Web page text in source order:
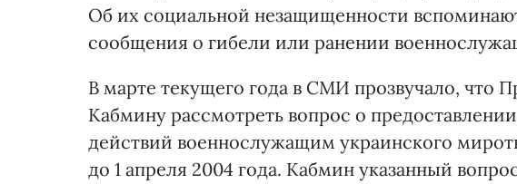
Об их социальной незащищенности
сообщения о гибели или ранении
В марте текущего года в СМИ прозвучало, что
Кабмину рассмотреть вопрос о
действий военнослужащим украинского
до 1 апреля 2004 года. Кабмин указанный